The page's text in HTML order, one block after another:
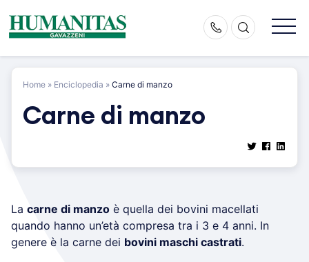
content
Home » Enciclopedia » Carne di manzo
Carne di manzo
La carne di manzo è quella dei bovini macellati
quando hanno un’età compresa tra i 3 e 4 anni. In
genere è la carne dei bovini maschi castrati.